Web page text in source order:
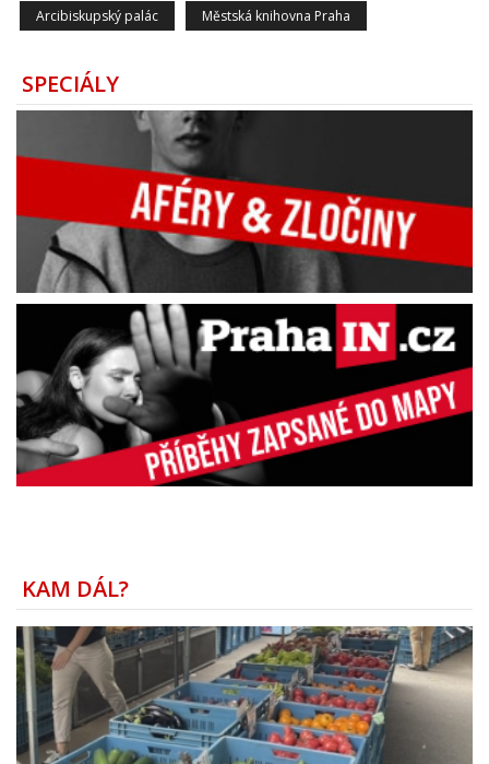
Arcibiskupský palác Městská knihovna Praha
SPECIÁLY
KAM DÁL?